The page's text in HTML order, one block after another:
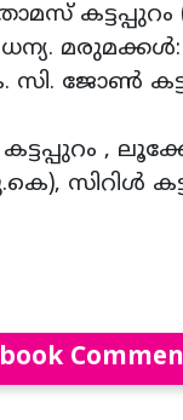
കട്ടപ്പുറം
മരുമക്കൾ:
ജോൺ
,
സിറിൾ